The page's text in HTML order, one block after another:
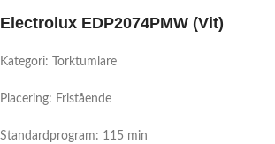
Electrolux EDP2074PMW (Vit)
Kategori: Torktumlare
Placering: Fristående
Standardprogram: 115 min